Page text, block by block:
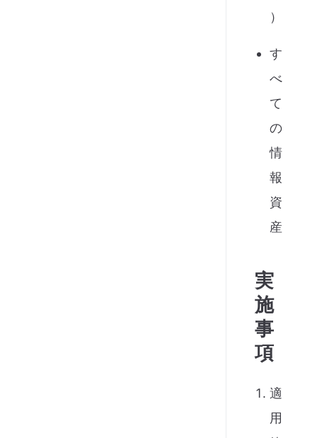
）
す
べ
て
の
情
報
資
産
実
施
事
項
適
用